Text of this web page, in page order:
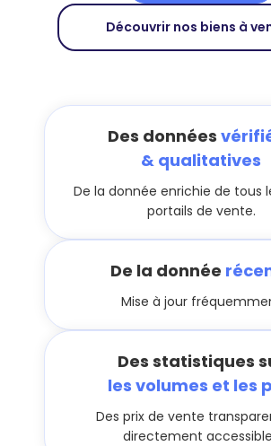
Découvrir nos biens à
Des données
& qualitatives
De la donnée enrichie de tous
portails de vente.
De la donnée
Mise à jour
Des statistiques
les volumes et les
Des prix de vente
directement